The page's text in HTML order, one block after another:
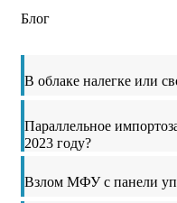
Блог
В облаке налегке или
Параллельное
2023 году?
Взлом МФУ с панели